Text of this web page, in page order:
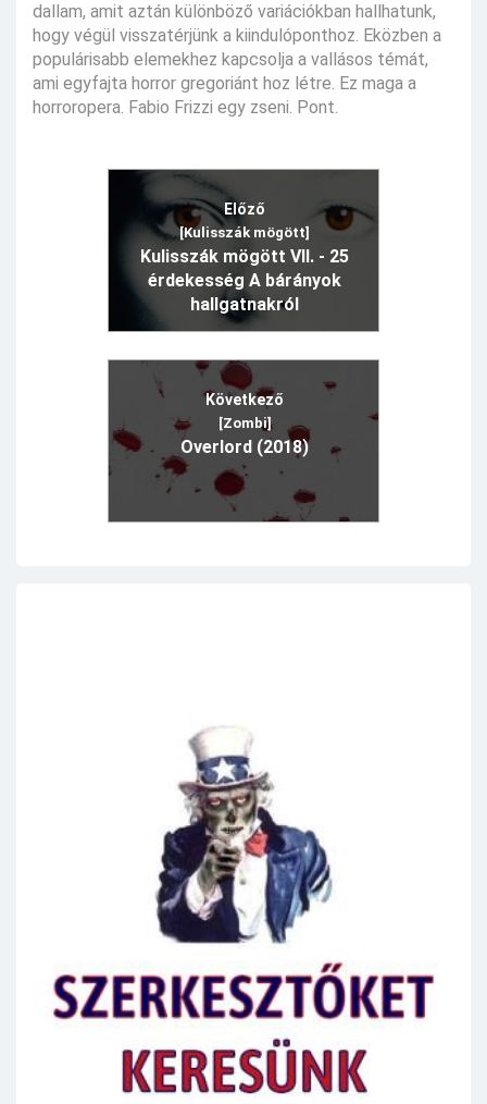
dallam, amit aztán különböző variációkban hallhatunk,
hogy végül visszatérjünk a kiindulóponthoz. Eközben a
populárisabb elemekhez kapcsolja a vallásos témát,
ami egyfajta horror gregoriánt hoz létre. Ez maga a
horroropera. Fabio Frizzi egy zseni. Pont.
Előző
[Kulisszák mögött]
Kulisszák mögött VII. - 25
érdekesség A bárányok
hallgatnakról
Következő
[Zombi]
Overlord (2018)